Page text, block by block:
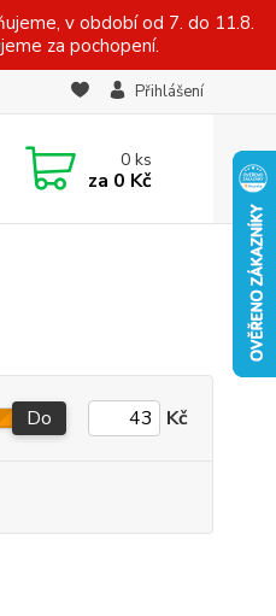
v období od 7. do 11.8.
za pochopení.
Přihlášení
0ks
za 0 Kč
Do Kč